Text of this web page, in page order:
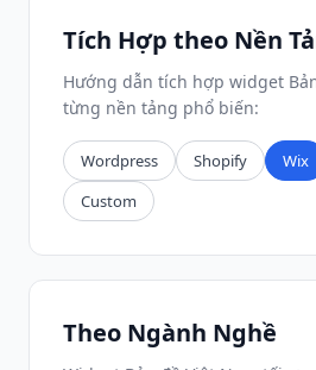
Tích Hợp theo Nền
Hướng dẫn tích hợp widget
từng nền tảng phổ biến:
Wordpress Shopify Wix
Custom
Theo Ngành Nghề